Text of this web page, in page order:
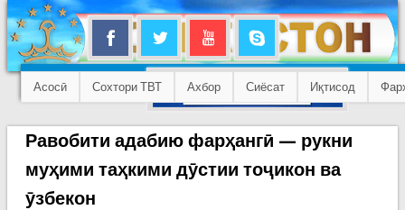
Асосӣ Сохтори ТВТ Ахбор Сиёсат Иқтисод
Равобити адабию фарҳангӣ — рукни
муҳими таҳкими дӯстии тоҷикон ва
ӯзбекон